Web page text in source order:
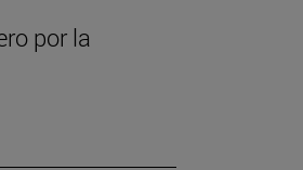
por la